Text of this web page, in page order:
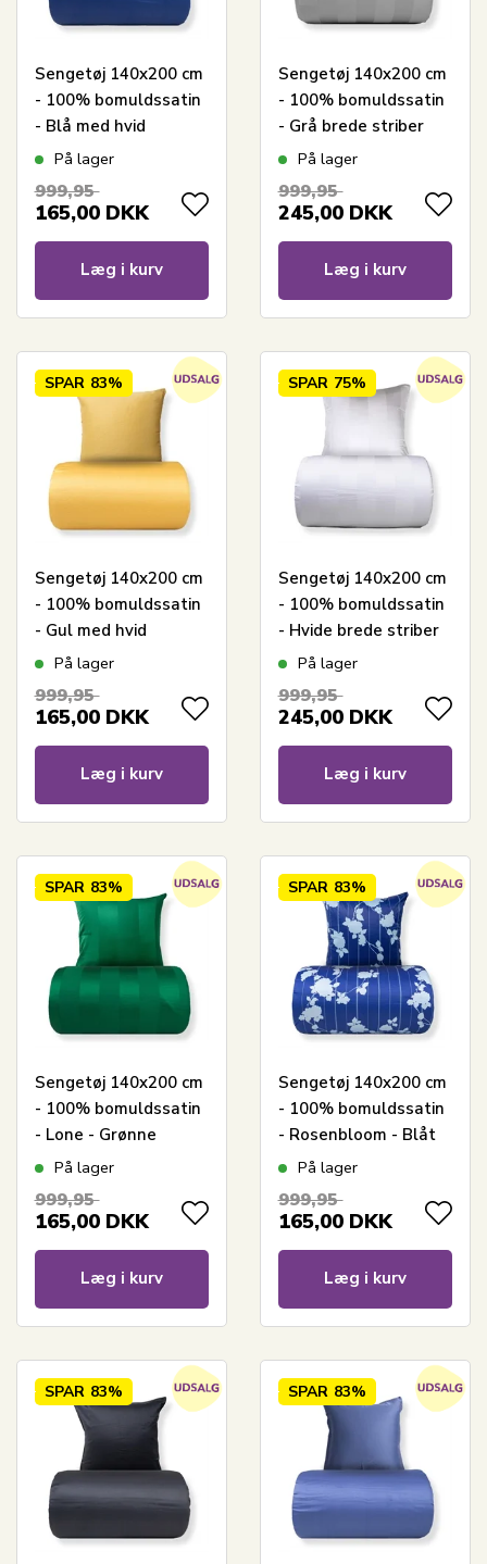
Sengetøj 140x200 cm
- 100% bomuldssatin
- Blå med hvid
pipingkant
På lager
999,95
165,00 DKK
Læg i kurv
Sengetøj 140x200 cm
- 100% bomuldssatin
- Grå brede striber
På lager
999,95
245,00 DKK
Læg i kurv
SPAR 83%
Sengetøj 140x200 cm
- 100% bomuldssatin
- Gul med hvid
pipingkant
På lager
999,95
165,00 DKK
Læg i kurv
SPAR 75%
Sengetøj 140x200 cm
- 100% bomuldssatin
- Hvide brede striber
På lager
999,95
245,00 DKK
Læg i kurv
SPAR 83%
Sengetøj 140x200 cm
- 100% bomuldssatin
- Lone - Grønne
jacquardvævet striber
På lager
999,95
165,00 DKK
Læg i kurv
SPAR 83%
Sengetøj 140x200 cm
- 100% bomuldssatin
- Rosenbloom - Blåt
blomstret og stribet
På lager
999,95
165,00 DKK
Læg i kurv
SPAR 83% SPAR 83%